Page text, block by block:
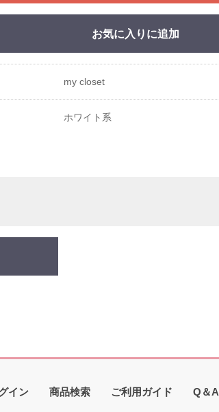
お気に入りに追加
my closet
ホワイト系
イン 商品検索 ご利用ガイド Q＆A